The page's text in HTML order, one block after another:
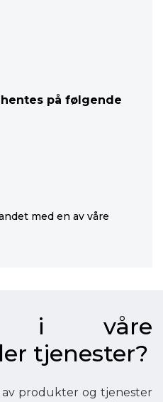
på følgende
med en av våre
i våre
tjenester?
produkter og tjenester